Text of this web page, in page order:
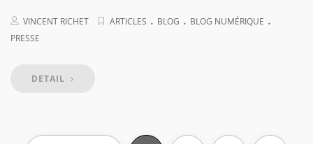
VINCENT RICHET ARTICLES . BLOG . BLOG NUMÉRIQUE .
PRESSE
DETAIL